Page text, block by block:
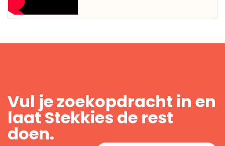
Vul je zoekopdracht in en
laat Stekkies de rest
doen.